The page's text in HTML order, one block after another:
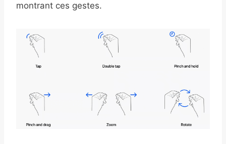
montrant ces gestes.